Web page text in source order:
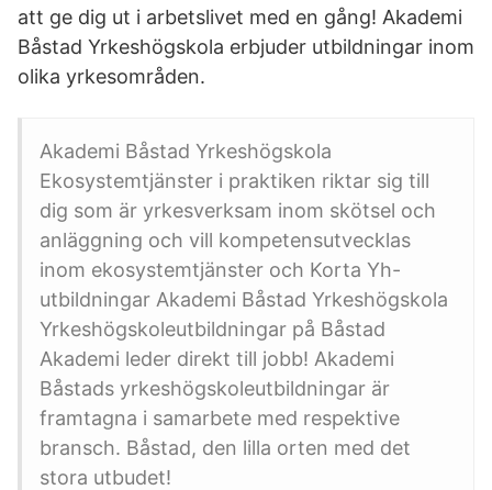
att ge dig ut i arbetslivet med en gång! Akademi
Båstad Yrkeshögskola erbjuder utbildningar inom
olika yrkesområden.
Akademi Båstad Yrkeshögskola
Ekosystemtjänster i praktiken riktar sig till
dig som är yrkesverksam inom skötsel och
anläggning och vill kompetensutvecklas
inom ekosystemtjänster och Korta Yh-
utbildningar Akademi Båstad Yrkeshögskola
Yrkeshögskoleutbildningar på Båstad
Akademi leder direkt till jobb! Akademi
Båstads yrkeshögskoleutbildningar är
framtagna i samarbete med respektive
bransch. Båstad, den lilla orten med det
stora utbudet!